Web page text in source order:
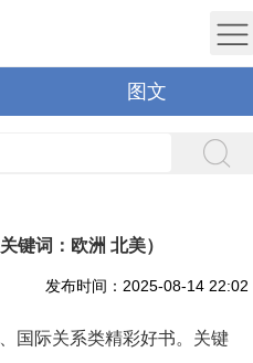
图文
键词：欧洲 北美）
发布时间：2025-08-14 22:02
国际关系类精彩好书。关键